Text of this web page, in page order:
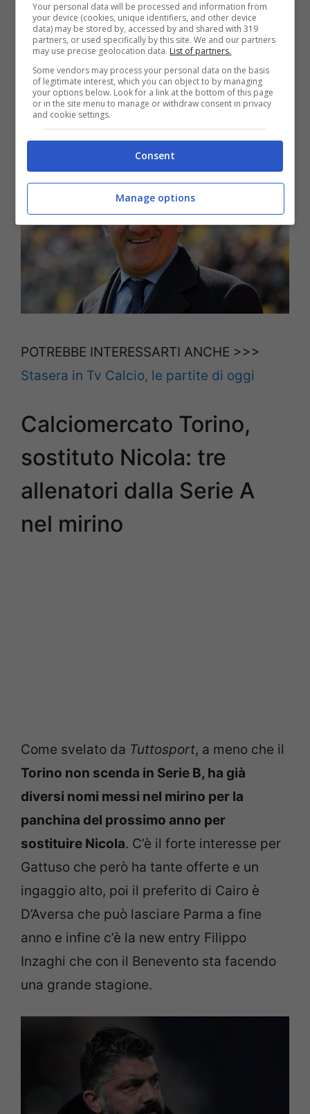
sarà addio o rinnovo automatico. Intanto,
Urbano Cairo spera di restare in Serie A,
ma allo stesso tempoha già in mente il
sostituto di Nicola in vista della prossima
stagione.
POTREBBE INTERESSARTI ANCHE >>>
Stasera in Tv Calcio, le partite di oggi
Calciomercato Torino,
sostituto Nicola: tre
allenatori dalla Serie A
nel mirino
Come svelato da Tuttosport, a meno che il
Torino non scenda in Serie B, ha già
diversi nomi messi nel mirino per la
panchina del prossimo anno per
sostituire Nicola. C’è il forte interesse per
Gattuso che però ha tante offerte e un
ingaggio alto, poi il preferito di Cairo è
D’Aversa che può lasciare Parma a fine
anno e infine c’è la new entry Filippo
Inzaghi che con il Benevento sta facendo
una grande stagione.
Your personal data will be processed and information from
your device (cookies, unique identifiers, and other device
data) may be stored by, accessed by and shared with 319
partners, or used specifically by this site. We and our partners
may use precise geolocation data. List of partners.
Some vendors may process your personal data on the basis
of legitimate interest, which you can object to by managing
your options below. Look for a link at the bottom of this page
or in the site menu to manage or withdraw consent in privacy
and cookie settings.
Consent
Manage options